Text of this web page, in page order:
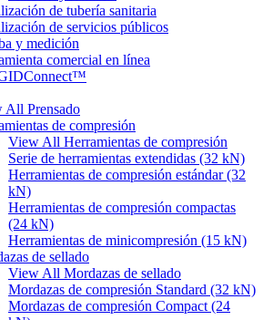
de tubería sanitaria
de servicios públicos
y medición
comercial en línea
All Prensado
de compresión
View All Herramientas de compresión
Serie de herramientas extendidas (32 kN)
Herramientas de compresión estándar (32
kN)
Herramientas de compresión compactas
(24 kN)
Herramientas de minicompresión (15 kN)
de sellado
View All Mordazas de sellado
Mordazas de compresión Standard (32 kN)
Mordazas de compresión Compact (24